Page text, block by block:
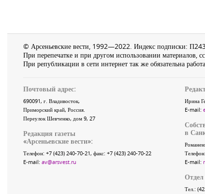
© Арсеньевские вести, 1992—2022. Индекс подписки:
При перепечатке и при другом использовании материалов,
При републикации в сети интернет так же обязательна
Почтовый адрес:
690091, г. Владивосток,
Приморский край, Россия.
Переулок Шевченко, дом 9, 27
Редакция газеты
«Арсеньевские вести»:
Телефон: +7 (423) 240-70-21, факс: +7 (423) 240-70-22
E-mail: av@arsvest.ru
Ирина
E-mail:
в
E-mail:
Тел.: